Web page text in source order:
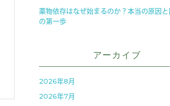
薬物依存はなぜ始まるのか？本当の原因
の第一歩
アーカイブ
2026年8月
2026年7月